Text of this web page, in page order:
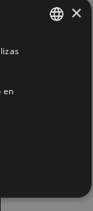
×
en